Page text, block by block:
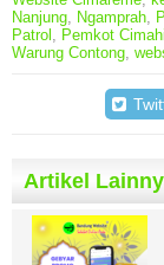
Nanjung, Ngamprah,
Patrol , Pemkot Cimahi
Warung Contong,
Artikel